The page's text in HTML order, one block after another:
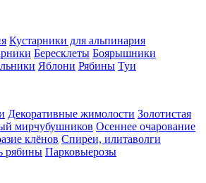
Кустарники для альпинария
Бересклеты Боярышники
Яблони Рябины Туи
Декоративные жимолости Золотистая
мирчубушников Осеннее очарование
клёнов Спиреи, илитаволги
рябины Парковыерозы